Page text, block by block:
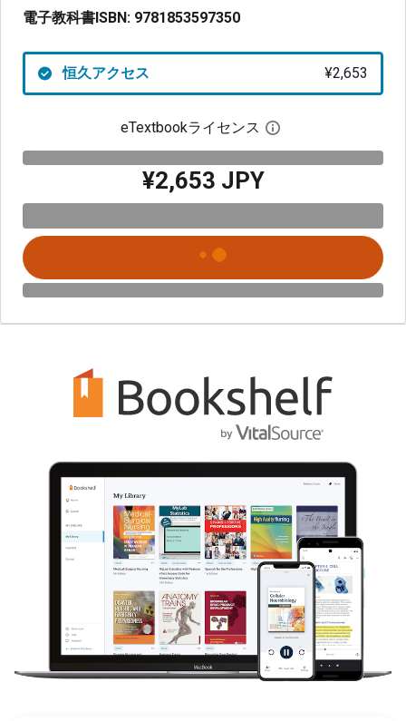
電子教科書ISBN: 9781853597350
恒久アクセス ¥2,653
eTextbookライセンス デジタルライセン
¥2,653 JPY